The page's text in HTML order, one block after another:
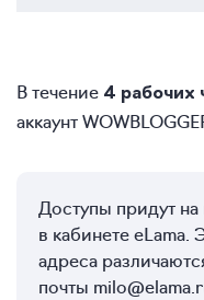
В течение 4 рабочих
аккаунт
Доступы придут на
в кабинете eLama.
адреса
почты